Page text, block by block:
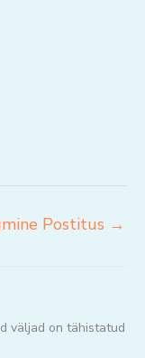
Postitus →
väljad on tähistatud